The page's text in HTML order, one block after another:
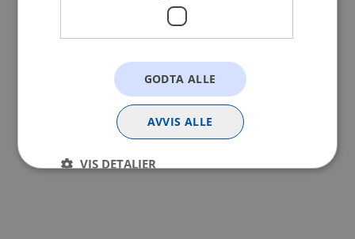
GODTA ALLE
AVVIS ALLE
VIS DETALJER